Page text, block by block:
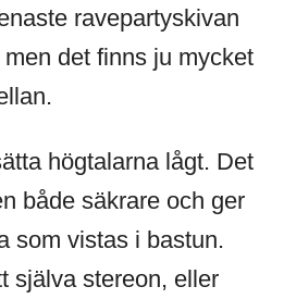
ravepartyskivan
det finns ju mycket
högtalarna lågt. Det
både säkrare och ger
som vistas i bastun.
själva stereon, eller